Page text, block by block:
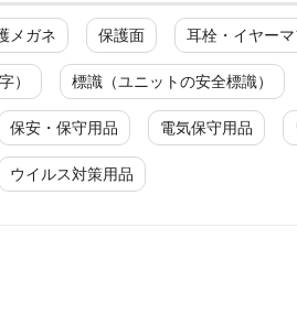
メガネ 保護面 耳栓・イヤーマ
） 標識（ユニットの安全標識）
保安・保守用品 電気保守用品
ウイルス対策用品